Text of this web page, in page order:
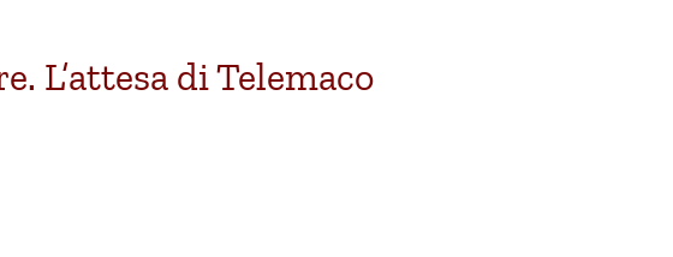
L’attesa di Telemaco